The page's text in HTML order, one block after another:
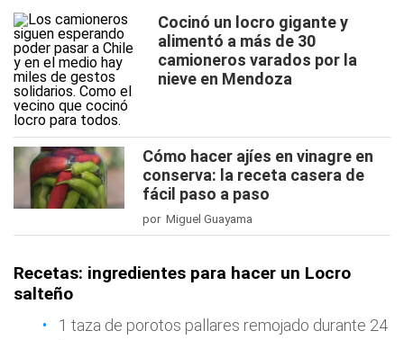
Cocinó un locro gigante y
alimentó a más de 30
camioneros varados por la
nieve en Mendoza
Cómo hacer ajíes en vinagre en
conserva: la receta casera de
fácil paso a paso
por Miguel Guayama
Recetas: ingredientes para hacer un Locro
salteño
1 taza de porotos pallares remojado durante 24